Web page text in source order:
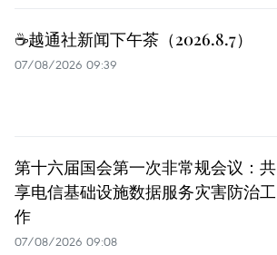
☕️越通社新闻下午茶（2026.8.7）
07/08/2026 09:39
第十六届国会第一次非常规会议：共
享电信基础设施数据服务灾害防治工
作
07/08/2026 09:08